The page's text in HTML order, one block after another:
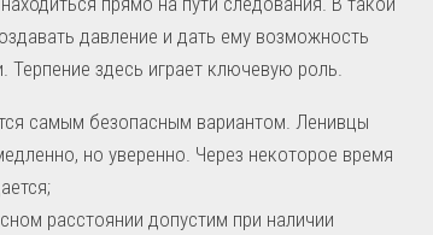
давление и дать ему возможность
Терпение здесь играет ключевую роль.
самым безопасным вариантом. Ленивцы
но уверенно. Через некоторое время
расстоянии допустим при наличии